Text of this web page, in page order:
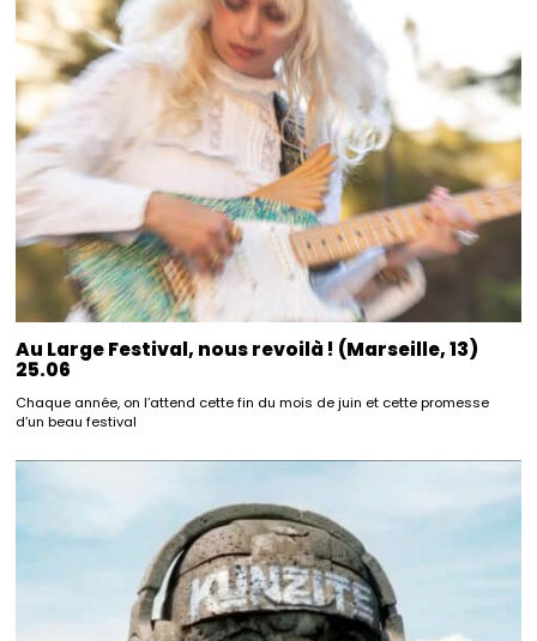
Au Large Festival, nous revoilà ! (Marseille, 13)
25.06
Chaque année, on l’attend cette fin du mois de juin et cette promesse
d’un beau festival